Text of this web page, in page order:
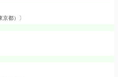
都）〕